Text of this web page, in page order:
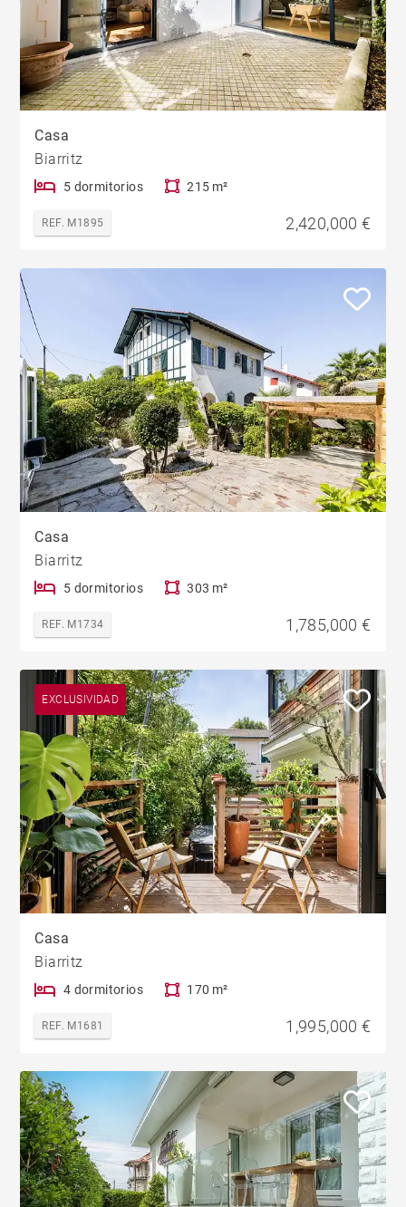
Casa
Biarritz
5 dormitorios 215 m²
REF. M1895 2,420,000 €
Casa
Biarritz
5 dormitorios 303 m²
REF. M1734 1,785,000 €
EXCLUSIVIDAD
Casa
Biarritz
4 dormitorios 170 m²
REF. M1681 1,995,000 €